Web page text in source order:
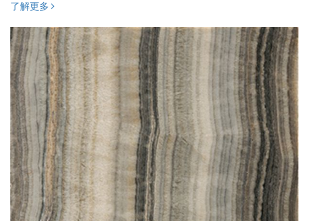
了解更多